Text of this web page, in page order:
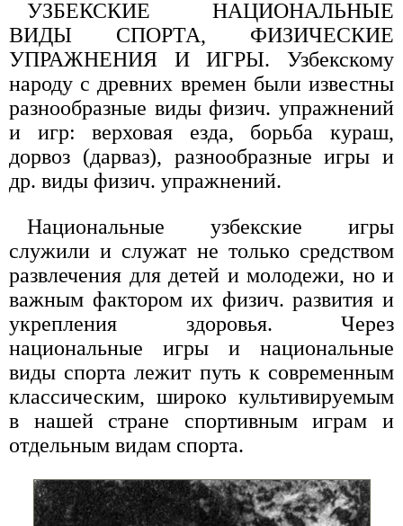
УЗБЕКСКИЕ НАЦИОНАЛЬНЫЕ
ВИДЫ СПОРТА, ФИЗИЧЕСКИЕ
УПРАЖНЕНИЯ И ИГРЫ. Узбекскому
народу с древних времен были известны
разнообразные виды физич. упражнений
и игр: верховая езда, борьба кураш,
дорвоз (дарваз), разнообразные игры и
др. виды физич. упражнений.
Национальные узбекские игры
служили и служат не только средством
развлечения для детей и молодежи, но и
важным фактором их физич. развития и
укрепления здоровья. Через
национальные игры и национальные
виды спорта лежит путь к современным
классическим, широко культивируемым
в нашей стране спортивным играм и
отдельным видам спорта.